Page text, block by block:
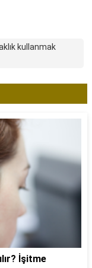
kullanmak
İşitme